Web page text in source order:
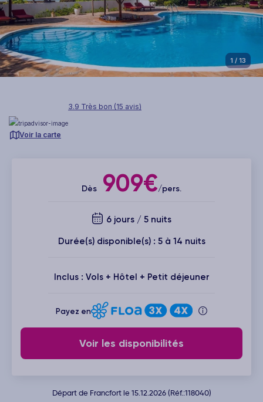
1 / 13
3.9 Très bon (15 avis)
Voir la carte
Dès 909€/pers.
6 jours / 5 nuits
Durée(s) disponible(s) : 5 à 14 nuits
Inclus : Vols + Hôtel + Petit déjeuner
Payez en
Voir les disponibilités
Départ de Francfort le 15.12.2026 (Réf.:118040)